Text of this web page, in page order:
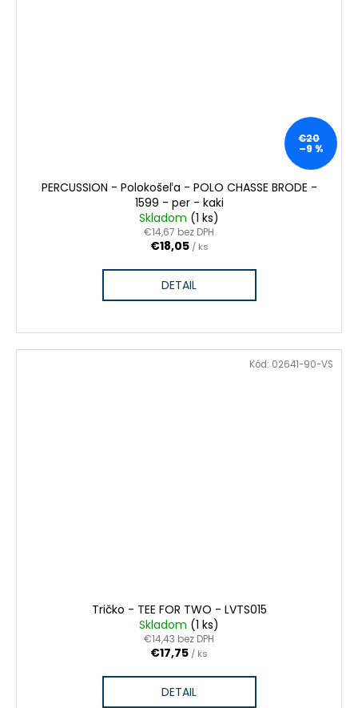
€20
–9 %
PERCUSSION - Polokošeľa - POLO CHASSE BRODE -
1599 - per - kaki
Skladom (1 ks)
€14,67 bez DPH
€18,05 / ks
DETAIL
Tričko - TEE FOR TWO - LVTS015
Skladom (1 ks)
€14,43 bez DPH
€17,75 / ks
DETAIL
Kód: 02641-90-VS